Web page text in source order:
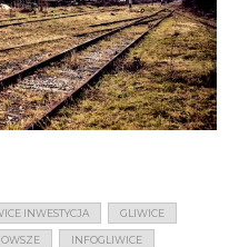
INWESTYCJA GLIWICE
INFOGLIWICE